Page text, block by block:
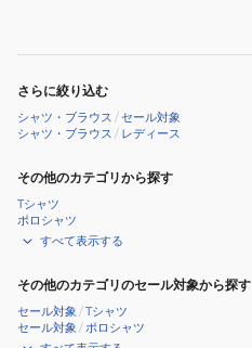
さらに絞り込む
シャツ・ブラウス /セール対象
シャツ・ブラウス / レディース
その他のカテゴリから探す
Tシャツ
ポロシャツ
すべて表示する
その他のカテゴリのセール対象から探す
セール対象 /Tシャツ
セール対象 /ポロシャツ